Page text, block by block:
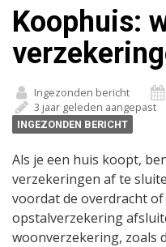
Koophuis:
Ingezonden bericht
3 jaar geleden aangepast
INGEZONDEN BERICHT
Als je een huis koopt,
verzekeringen af te
voordat de overdracht
opstalverzekering
woonverzekering, zoals